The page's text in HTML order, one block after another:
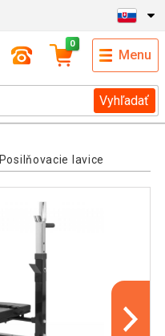
Vyhľadať
0
Menu
Posilňovacie lavice